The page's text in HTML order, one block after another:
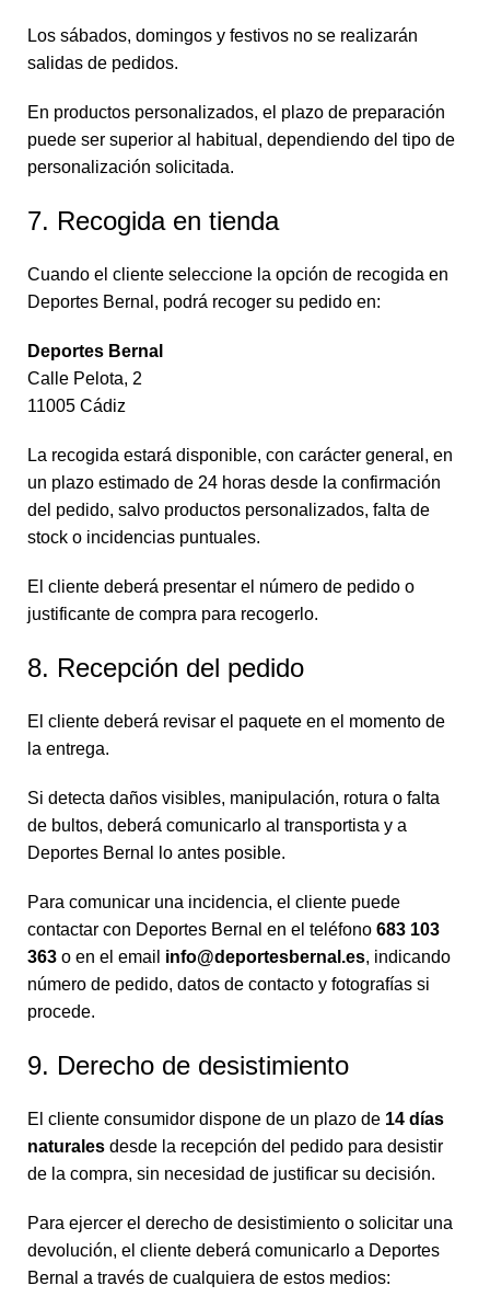
Los sábados, domingos y festivos no se realizarán
salidas de pedidos.
En productos personalizados, el plazo de preparación
puede ser superior al habitual, dependiendo del tipo de
personalización solicitada.
7. Recogida en tienda
Cuando el cliente seleccione la opción de recogida en
Deportes Bernal, podrá recoger su pedido en:
Deportes Bernal
Calle Pelota, 2
11005 Cádiz
La recogida estará disponible, con carácter general, en
un plazo estimado de 24 horas desde la confirmación
del pedido, salvo productos personalizados, falta de
stock o incidencias puntuales.
El cliente deberá presentar el número de pedido o
justificante de compra para recogerlo.
8. Recepción del pedido
El cliente deberá revisar el paquete en el momento de
la entrega.
Si detecta daños visibles, manipulación, rotura o falta
de bultos, deberá comunicarlo al transportista y a
Deportes Bernal lo antes posible.
Para comunicar una incidencia, el cliente puede
contactar con Deportes Bernal en el teléfono 683 103
363 o en el email info@deportesbernal.es, indicando
número de pedido, datos de contacto y fotografías si
procede.
9. Derecho de desistimiento
El cliente consumidor dispone de un plazo de 14 días
naturales desde la recepción del pedido para desistir
de la compra, sin necesidad de justificar su decisión.
Para ejercer el derecho de desistimiento o solicitar una
devolución, el cliente deberá comunicarlo a Deportes
Bernal a través de cualquiera de estos medios: